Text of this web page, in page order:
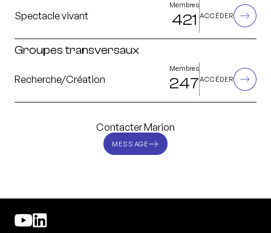
Spectacle vivant
Membres
421 ACCÉDER
Groupes transversaux
Recherche/Création
Membres
247ACCÉDER
Contacter Marion
MESSAGE